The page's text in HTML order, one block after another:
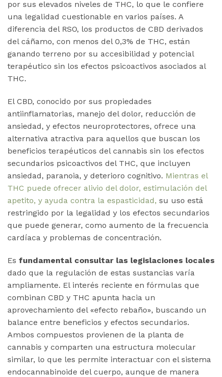
por sus elevados niveles de THC, lo que le confiere
una legalidad cuestionable en varios países. A
diferencia del RSO, los productos de CBD derivados
del cáñamo, con menos del 0,3% de THC, están
ganando terreno por su accesibilidad y potencial
terapéutico sin los efectos psicoactivos asociados al
THC.
El CBD, conocido por sus propiedades
antiinflamatorias, manejo del dolor, reducción de
ansiedad, y efectos neuroprotectores, ofrece una
alternativa atractiva para aquellos que buscan los
beneficios terapéuticos del cannabis sin los efectos
secundarios psicoactivos del THC, que incluyen
ansiedad, paranoia, y deterioro cognitivo. Mientras el
THC puede ofrecer alivio del dolor, estimulación del
apetito, y ayuda contra la espasticidad, su uso está
restringido por la legalidad y los efectos secundarios
que puede generar, como aumento de la frecuencia
cardíaca y problemas de concentración​.
Es fundamental consultar las legislaciones locales
dado que la regulación de estas sustancias varía
ampliamente. El interés reciente en fórmulas que
combinan CBD y THC apunta hacia un
aprovechamiento del «efecto rebaño», buscando un
balance entre beneficios y efectos secundarios.
Ambos compuestos provienen de la planta de
cannabis y comparten una estructura molecular
similar, lo que les permite interactuar con el sistema
endocannabinoide del cuerpo, aunque de manera